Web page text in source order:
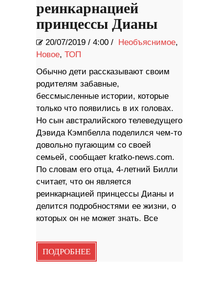
реинкарнацией
принцессы Дианы
20/07/2019 / 4:00 / Необъяснимое,
Новое, ТОП
Обычно дети рассказывают своим
родителям забавные,
бессмысленные истории, которые
только что появились в их головах.
Но сын австралийского телеведущего
Дэвида Кэмпбелла поделился чем-то
довольно пугающим со своей
семьей, сообщает kratko-news.com.
По словам его отца, 4-летний Билли
считает, что он является
реинкарнацией принцессы Дианы и
делится подробностями ее жизни, о
которых он не может знать. Все
ПОДРОБНЕЕ